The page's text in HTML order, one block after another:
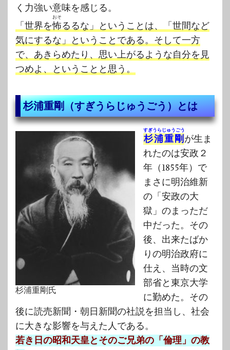
く力強い意味を感じる。
「世界を怖
おそ
るるな」ということは、「世間など
気にするな」ということである。そして一方
で、あきらめたり、思い上がるような自分を見
つめよ、ということと思う。
杉浦重剛（すぎうらじゅうごう）とは
杉浦重剛氏
杉浦重剛
すぎうらじゅうごう
が生ま
れたのは安政２
年（1855年）で
まさに明治維新
の「安政の大
獄」のまっただ
中だった。その
後、出来たばか
りの明治政府に
仕え、当時の文
部省と東京大学
に勤めた。その
後に読売新聞・朝日新聞の社説を担当し、社会
に大きな影響を与えた人である。
若き日の昭和天皇とそのご兄弟の「倫理」の教